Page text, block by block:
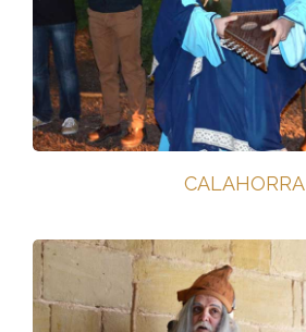
CALAHORRA